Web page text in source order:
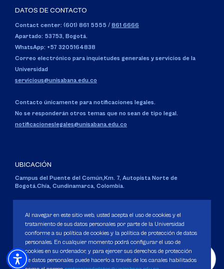
DATOS DE CONTACTO
Contact center: (601) 861 5555 / 861 6666
Apartado: 53753, Bogotá.
WhatsApp: +57 3205164838
Correo electrónico para inquietudes generales y servicios de la
Universidad
servicious@unisabana.edu.co
Contacto únicamente para notificaciones legales.
No se responderán otros temas que no sean de tipo legal.
notificacioneslegales@unisabana.edu.co
UBICACIÓN
Campus del Puente del Común,Km. 7, Autopista Norte de
Bogotá.Chía, Cundinamarca, Colombia.
Personería Jurídica:Resolución 130 del 14 de enero de 1980.
Ministerio de Educación Nacional.
Al navegar en este sitio web, usted acepta el uso de cookies y el
tratamiento de sus datos personales por parte de la Universidad
conforme a su política de cookies y la política de protección de datos
personales. En cualquier momento podrá configurar el uso de
cookies en su ordenador, y para ejercer sus derechos de protección
de datos personales puede hacerlo a través de los canales habilitados